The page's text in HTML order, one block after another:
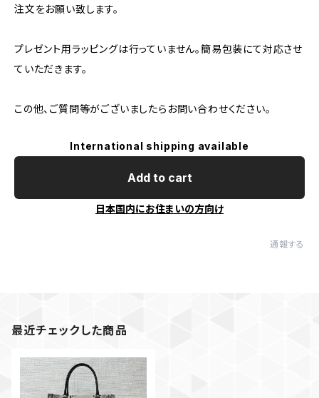
注文をお願い致します。
プレゼント用ラッピングは行っていません。簡易包装にて対応させ
ていただきます。
この他、ご質問等がございましたらお問い合わせください。
International shipping available
Add to cart
日本国内にお住まいの方向け
通報する
最近チェックした商品